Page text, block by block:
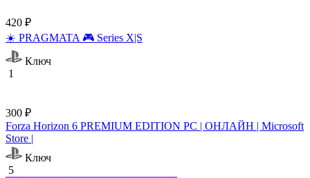
420 ₽
☀️ PRAGMATA 🎮 Series X|S
Ключ
1
300 ₽
Forza Horizon 6 PREMIUM EDITION PC | ОНЛАЙН | Microsoft
Store |
Ключ
5